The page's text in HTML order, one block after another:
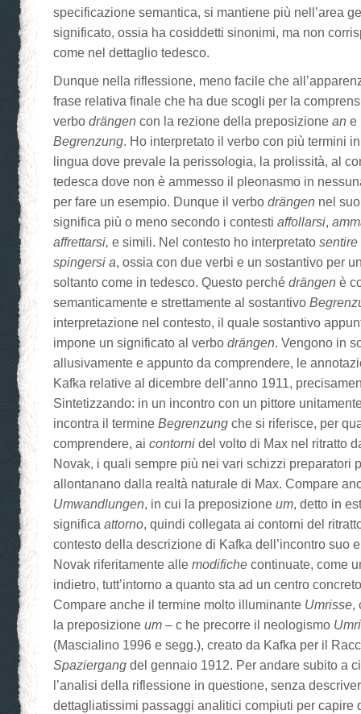
specificazione semantica, si mantiene più nell’area
significato, ossia ha cosiddetti sinonimi, ma non
come nel dettaglio tedesco.
Dunque nella riflessione, meno facile che
frase relativa finale che ha due scogli per la
verbo drängen con la rezione della preposizione an e
Begrenzung. Ho interpretato il verbo con più termini
lingua dove prevale la perissologia, la prolissità, al
tedesca dove non è ammesso il pleonasmo in
per fare un esempio. Dunque il verbo drängen nel
significa più o meno secondo i contesti affollarsi,
affrettarsi, e simili. Nel contesto ho interpretato sentire
spingersi a, ossia con due verbi e un sostantivo per
soltanto come in tedesco. Questo perché drängen è
semanticamente e strettamente al sostantivo
interpretazione nel contesto, il quale sostantivo
impone un significato al verbo drängen. Vengono in
allusivamente e appunto da comprendere, le
Kafka relative al dicembre dell’anno 1911,
Sintetizzando: in un incontro con un pittore
incontra il termine Begrenzung che si riferisce, per
comprendere, ai contorni del volto di Max nel ritratto
Novak, i quali sempre più nei vari schizzi preparatori
allontanano dalla realtà naturale di Max. Compare
Umwandlungen, in cui la preposizione um, detto in
significa attorno, quindi collegata ai contorni del
contesto della descrizione di Kafka dell’incontro suo
Novak riferitamente alle modifiche continuate, come
indietro, tutt’intorno a quanto sta ad un centro
Compare anche il termine molto illuminante Umrisse,
la preposizione um – c he precorre il neologismo
(Mascialino 1996 e segg.), creato da Kafka per il
Spaziergang del gennaio 1912. Per andare subito a
l’analisi della riflessione in questione, senza
dettagliatissimi passaggi analitici compiuti per capire